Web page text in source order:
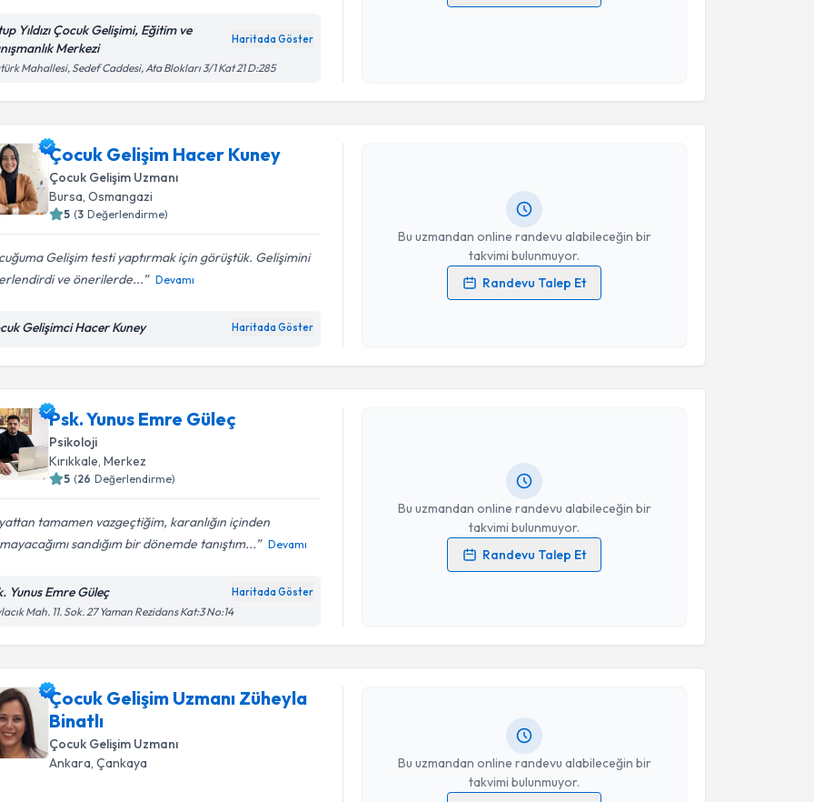
Yıldızı Çocuk Gelişimi, Eğitim ve
Merkezi
Haritada Göster
Mahallesi, Sedef Caddesi, Ata Blokları 3/1 Kat 21 D:285
Kişisel verilerimin işlenmesine ilişkinAydınlatma Metni
Takvim Talebini Gönder
Çocuk Gelişim Hacer Kuney
Çocuk Gelişim Uzmanı
Bursa,Osmangazi
5 (3 Değerlendirme)
Gelişim testi yaptırmak için görüştük. Gelişimini
ve önerilerde...
Devamı
Gelişimci Hacer Kuney Haritada Göster
Bu uzmandan online randevu alabileceğin bir
takvimi bulunmuyor.
Randevu Talep Et
Randevu Takvimi Talebi
Kişisel verilerimin işlenmesine ilişkinAydınlatma Metni
Takvim Talebini Gönder
Psk. Yunus Emre Güleç
Psikoloji
Kırıkkale,Merkez
5 (26 Değerlendirme)
tamamen vazgeçtiğim, karanlığın içinden
sandığım bir dönemde tanıştım...
Devamı
Yunus Emre Güleç Haritada Göster
Mah. 11. Sok. 27 Yaman Rezidans Kat:3 No:14
Bu uzmandan online randevu alabileceğin bir
takvimi bulunmuyor.
Randevu Talep Et
Randevu Takvimi Talebi
Psk. Yunus Emre Güleç
Kişisel verilerimin işlenmesine ilişkinAydınlatma Metni
Takvim Talebini Gönder
Çocuk Gelişim Uzmanı Züheyla
Binatlı
Çocuk Gelişim Uzmanı
Ankara,Çankaya
Bu uzmandan online randevu alabileceğin bir
takvimi bulunmuyor.
Çocuk Gelişim Uzmanı Züheyla Binatlıiçin randevu takvimi
talebi oluşturun. Size bu uzmandan randevu almanız için bir